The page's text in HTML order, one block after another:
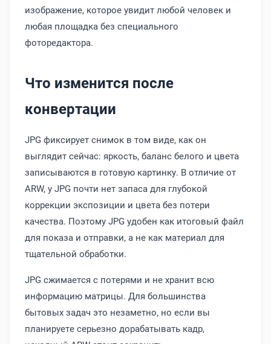
изображение, которое увидит любой человек и
любая площадка без специального
фоторедактора.
Что изменится после
конвертации
JPG фиксирует снимок в том виде, как он
выглядит сейчас: яркость, баланс белого и цвета
записываются в готовую картинку. В отличие от
ARW, у JPG почти нет запаса для глубокой
коррекции экспозиции и цвета без потери
качества. Поэтому JPG удобен как итоговый файл
для показа и отправки, а не как материал для
тщательной обработки.
JPG сжимается с потерями и не хранит всю
информацию матрицы. Для большинства
бытовых задач это незаметно, но если вы
планируете серьезно дорабатывать кадр,